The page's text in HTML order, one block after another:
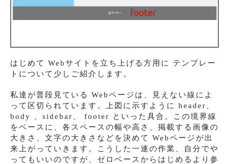
はじめて Webサイトを立ち上げる方用に テンプレー
トについて少しご紹介します。
私達が普段見ている Webページは、見えない線によ
って区切られています。上図に示すように header、
body 、sidebar、 footer といった具合。この境界線
をベースに、各スペースの幅や高さ、掲載する画像の
大きさ、文字の大きさなどを決めて Webページが出
来上がっていきます。こうした一連の作業、自分でや
ってもいいのですが、ゼロベースからはじめるより参